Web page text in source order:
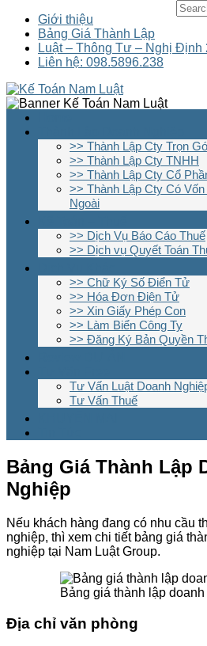
Giới thiệu
Bảng Giá Thành Lập
Luật – Thông Tư – Nghị Định
Liên hệ: 098.5896.238
>> Thành Lập Cty Trọn
>> Thành Lập Cty TNHH
>> Thành Lập Cty Cổ
>> Thành Lập Cty Có
Ngoài
>> Dịch Vụ Báo Cáo Thuế
>> Dịch vụ Quyết Toán
>> Chữ Ký Số Điển Tử
>> Hóa Đơn Điện Tử
>> Xin Giấy Phép Con
>> Làm Biển Công Ty
>> Đăng Ký Bản Quyền
Tư Vấn Luật Doanh
Tư Vấn Thuế
Bảng Giá Thành Lập
Nghiệp
Nếu khách hàng đang có nhu cầu
nghiệp, thì xem chi tiết bảng giá
nghiệp tại Nam Luật Group.
Bảng giá thành lập
Địa chỉ văn phòng